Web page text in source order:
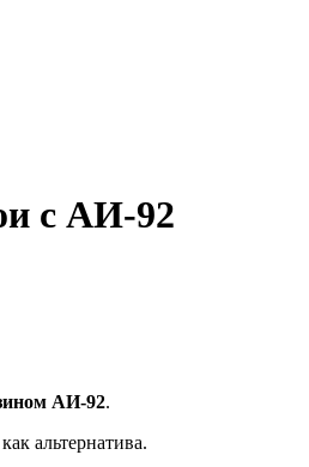
с АИ-92
АИ-92.
альтернатива.